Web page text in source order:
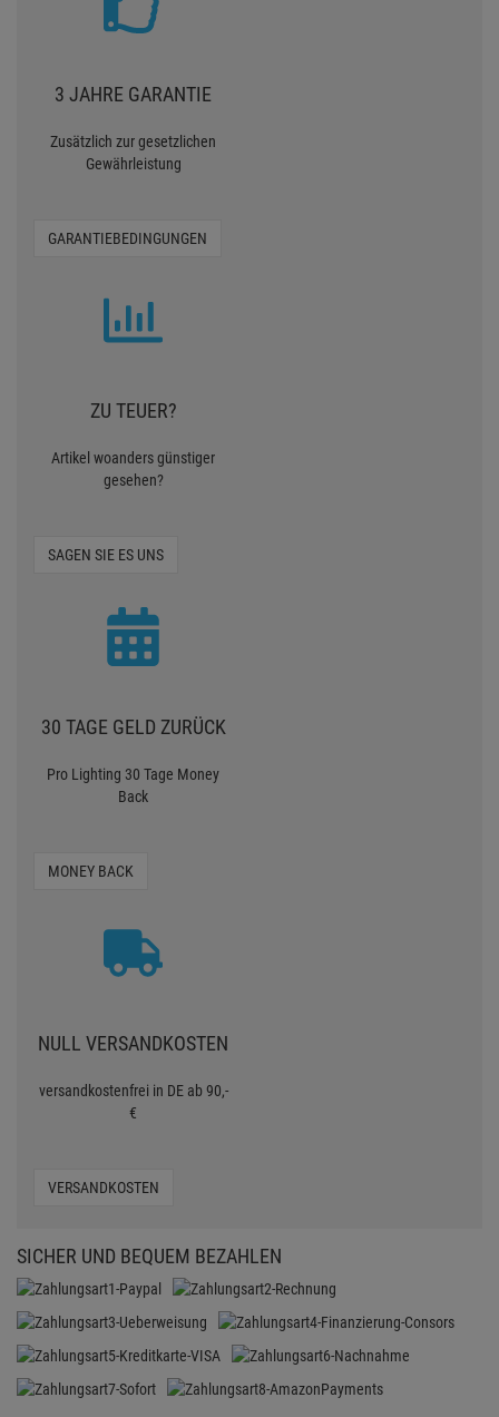
3 JAHRE GARANTIE
Zusätzlich zur gesetzlichen
Gewährleistung
GARANTIEBEDINGUNGEN
ZU TEUER?
Artikel woanders günstiger
gesehen?
SAGEN SIE ES UNS
30 TAGE GELD ZURÜCK
Pro Lighting 30 Tage Money
Back
MONEY BACK
NULL VERSANDKOSTEN
versandkostenfrei in DE ab 90,-
€
VERSANDKOSTEN
SICHER UND BEQUEM BEZAHLEN